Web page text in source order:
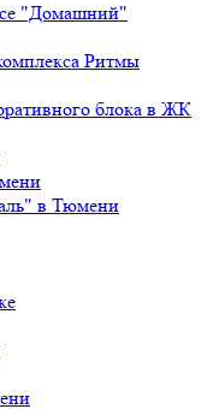
"Домашний"
Ритмы
блока в ЖК
в Тюмени